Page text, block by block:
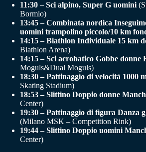
11:30 – Sci alpino, Super G uomini
Bormio)
13:45 – Combinata nordica
uomini trampolino piccolo/10 km
14:15 – Biathlon Individuale 15 km
Biathlon Arena)
14:15 – Sci acrobatico Gobbe donne
Moguls&Dual Moguls)
18:30 – Pattinaggio di velocità 1000
Skating Stadium)
18:53 – Slittino Doppio donne
Center)
19:30 – Pattinaggio di figura Danza
(Milano MSK – Competition Rink)
19:44 – Slittino Doppio uomini
Center)